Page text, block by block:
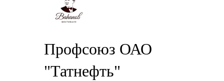
Профсоюз ОАО
"Татнефть"